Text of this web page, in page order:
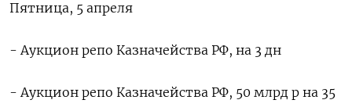
Пятница, 5 апреля
- Аукцион репо Казначейства РФ, на 3 дн
- Аукцион репо Казначейства РФ, 50 млрд р на 35